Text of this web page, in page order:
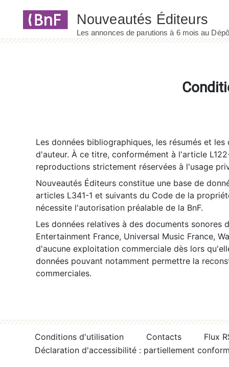
Les données bibliographiques, les résumés et
d'auteur. À ce titre, conformément à l'article
reproductions strictement réservées à l'usage
Nouveautés Éditeurs constitue une base de
articles L341-1 et suivants du Code de la
nécessite l'autorisation préalable de la BnF.
Les données relatives à des documents sonores
Entertainment France, Universal Music France,
d'aucune exploitation commerciale dès lors
données pouvant notamment permettre la
commerciales.
Conditions d'utilisation Contacts
Flux
Déclaration d'accessibilité : partiellement